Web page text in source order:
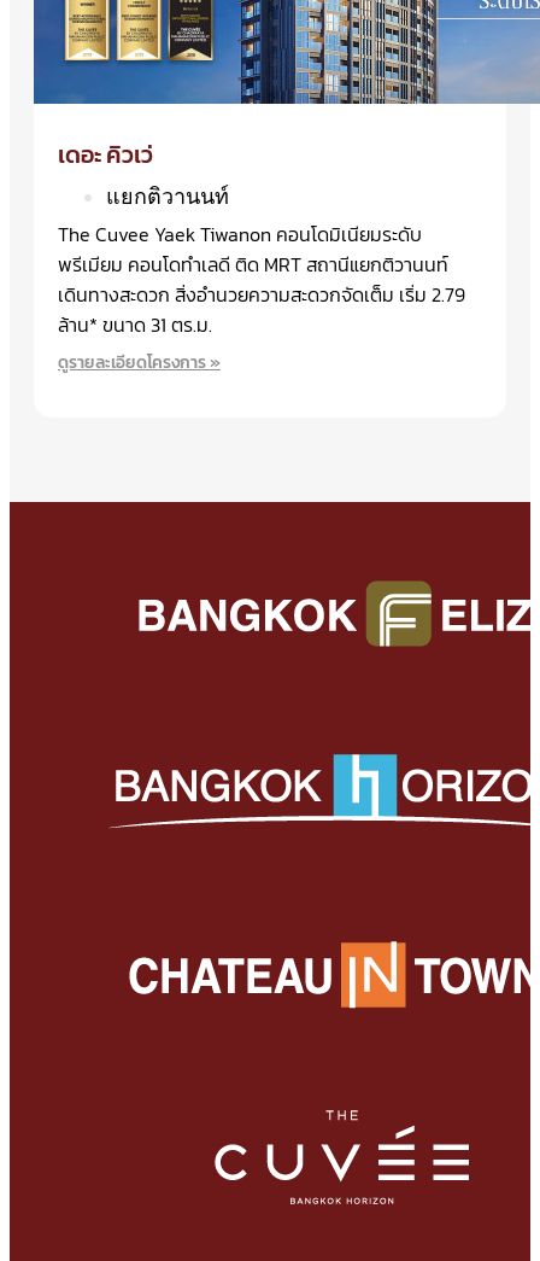
เดอะ คิวเว่
แยกติวานนท์
The Cuvee Yaek Tiwanon คอนโดมิเนียมระดับ
พรีเมียม คอนโดทำเลดี ติด MRT สถานีแยกติวานนท์
เดินทางสะดวก สิ่งอำนวยความสะดวกจัดเต็ม เริ่ม 2.79
ล้าน* ขนาด 31 ตร.ม.
ดูรายละเอียดโครงการ »